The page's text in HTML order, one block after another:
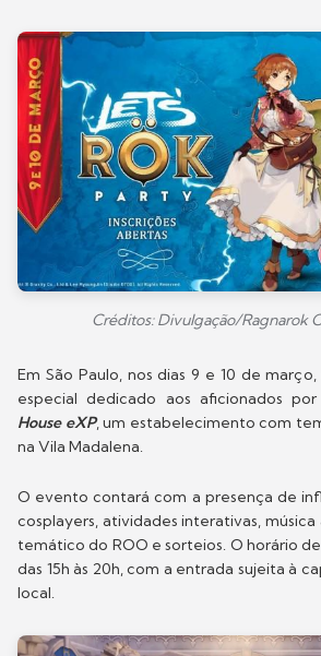
Créditos: Divulgação/Ragnarok
Em São Paulo, nos dias 9 e 10 de
especial dedicado aos aficionados
House eXP, um estabelecimento com
na Vila Madalena.
O evento contará com a presença de
cosplayers, atividades interativas,
temático do ROO e sorteios. O horário
das 15h às 20h, com a entrada sujeita à
local.